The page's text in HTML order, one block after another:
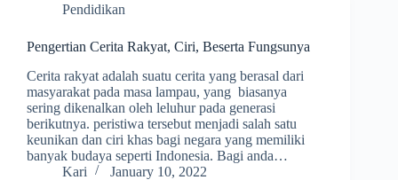
Pendidikan
Pengertian Cerita Rakyat, Ciri, Beserta Fungsunya
Cerita rakyat adalah suatu cerita yang berasal dari
masyarakat pada masa lampau, yang biasanya
sering dikenalkan oleh leluhur pada generasi
berikutnya. peristiwa tersebut menjadi salah satu
keunikan dan ciri khas bagi negara yang memiliki
banyak budaya seperti Indonesia. Bagi anda…
Kari
January 10, 2022